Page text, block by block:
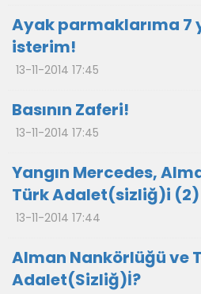
Ayak parmaklarıma 7
isterim!
13-11-2014 17:45
Basının Zaferi!
13-11-2014 17:45
Yangın Mercedes,
Türk Adalet(sizliğ)i (2)
13-11-2014 17:44
Alman Nankörlüğü ve
Adalet(Sizliğ)İ?